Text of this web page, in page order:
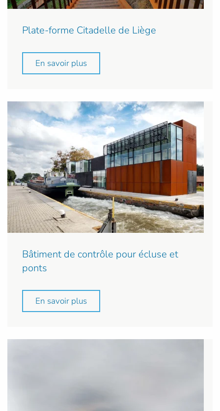
Plate-forme Citadelle de Liège
En savoir plus
Bâtiment de contrôle pour écluse et
ponts
En savoir plus